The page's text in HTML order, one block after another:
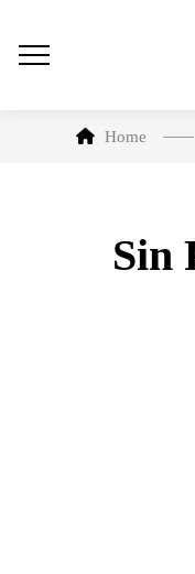
Home
Sin